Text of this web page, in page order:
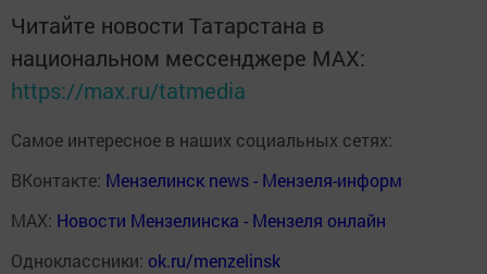
Читайте новости Татарстана в
национальном мессенджере MАХ:
https://max.ru/tatmedia
Самое интересное в наших социальных сетях:
ВКонтакте: Мензелинск news - Мензеля-информ
MAX: Новости Мензелинска - Мензеля онлайн
Одноклассники: ok.ru/menzelinsk